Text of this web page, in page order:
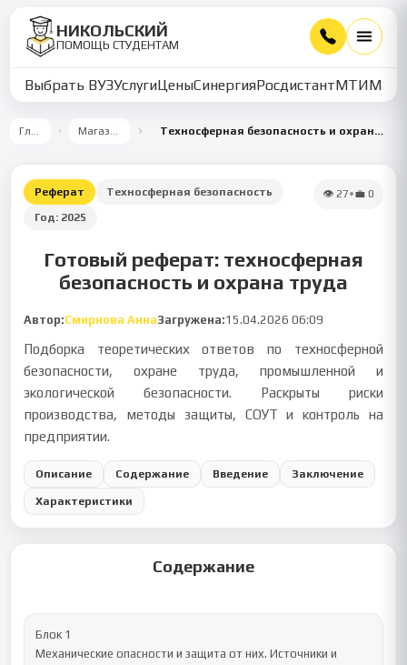
НИКОЛЬСКИЙ
ПОМОЩЬ СТУДЕНТАМ
Выбрать ВУЗУслугиЦеныСинергияРосдистантМТИММУ
Главная Магазин работ Техносферная безопасность и охрана труда: теоретические вопросы
Реферат
Техносферная безопасность
Год: 2025
👁 27•💼 0
Готовый реферат: техносферная
безопасность и охрана труда
Автор:Смирнова АннаЗагружена:15.04.2026 06:09
Подборка теоретических ответов по техносферной
безопасности, охране труда, промышленной и
экологической безопасности. Раскрыты риски
производства, методы защиты, СОУТ и контроль на
предприятии.
Описание Содержание Введение Заключение
Характеристики
Содержание
Блок 1
Механические опасности и защита от них. Источники и